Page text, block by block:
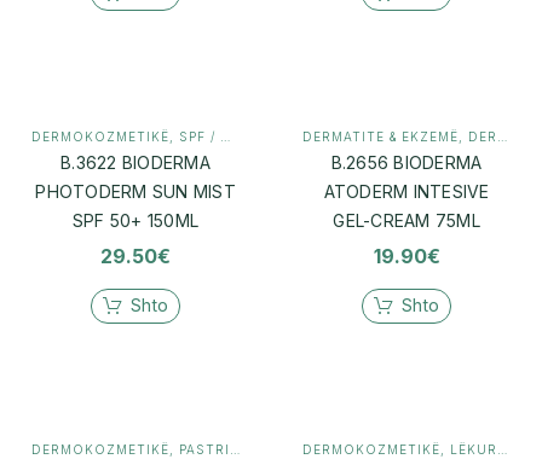
DERMOKOZMETIKË SPF / MBROJTJE DIELLI
B.3622 BIODERMA
PHOTODERM SUN MIST
SPF 50+ 150ML
29.50€
Shto
DERMATITE & EKZEMË DERMOKOZMETIKË
B.2656 BIODERMA
ATODERM INTESIVE
GEL-CREAM 75ML
19.90€
Shto
DERMOKOZMETIKË PASTRIM (CLEANSER) DERMOKOZMETIKË LËKURË E NDJESHME / ROSACEA